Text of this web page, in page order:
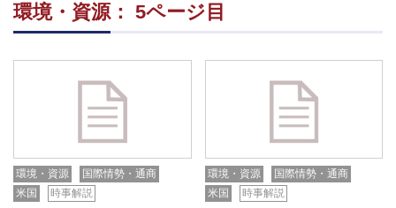
環境・資源： 5ページ目
環境・資源
国際情勢・通商
米国
時事解説
環境・資源
国際情勢・通商
米国
時事解説